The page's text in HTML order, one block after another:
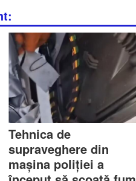
Tehnica de
supraveghere din
mașina poliției a